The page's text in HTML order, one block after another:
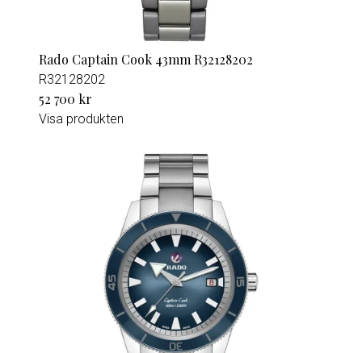
Rado Captain Cook 43mm R32128202
R32128202
52 700 kr
Visa produkten